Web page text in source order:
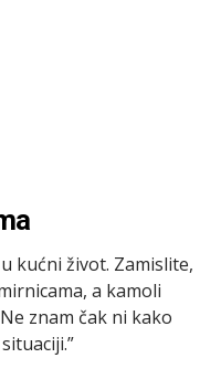
kućni život. Zamislite,
a kamoli
znam čak ni kako